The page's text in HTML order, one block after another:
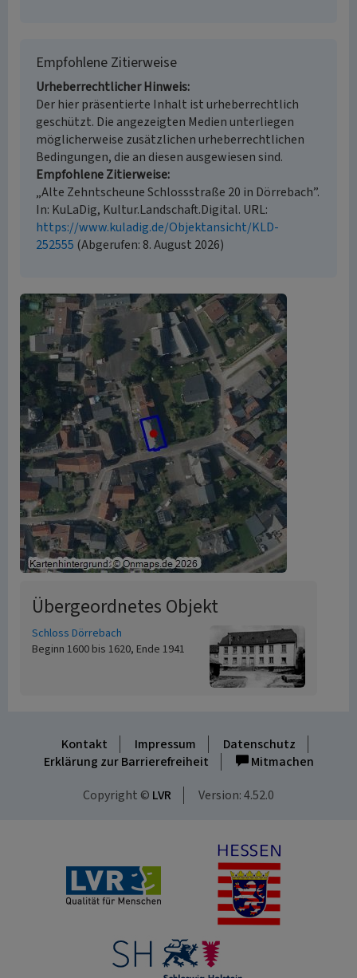
Empfohlene Zitierweise
Urheberrechtlicher Hinweis
Der hier präsentierte Inhalt ist urheberrechtlich
geschützt. Die angezeigten Medien unterliegen
möglicherweise zusätzlichen urheberrechtlichen
Bedingungen, die an diesen ausgewiesen sind.
Empfohlene Zitierweise
„Alte Zehntscheune Schlossstraße 20 in Dörrebach”.
In: KuLaDig, Kultur.Landschaft.Digital. URL:
https://www.kuladig.de/Objektansicht/KLD-
252555 (Abgerufen: 8. August 2026)
Übergeordnetes Objekt
Schloss Dörrebach
Beginn 1600 bis 1620, Ende 1941
Kontakt Impressum
Datenschutz
Erklärung zur Barrierefreiheit
Mitmachen
Copyright © LVR Version: 4.52.0